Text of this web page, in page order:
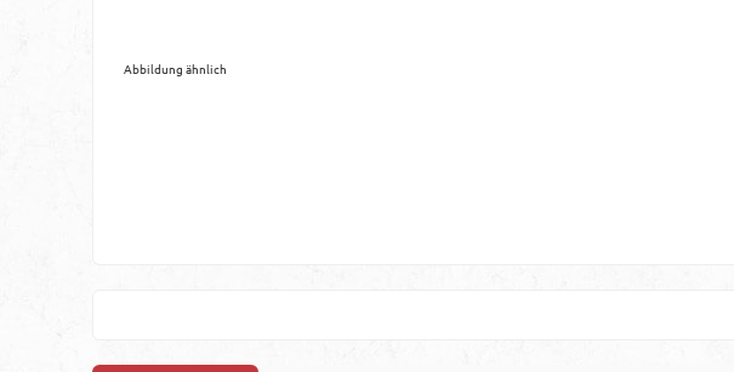
Abbildung ähnlich